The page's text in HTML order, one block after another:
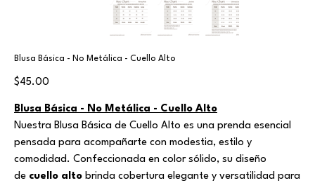
Blusa Básica - No Metálica - Cuello Alto
Price
$45.00
Blusa Básica - No Metálica - Cuello Alto
Nuestra Blusa Básica de Cuello Alto es una prenda esencial
pensada para acompañarte con modestia, estilo y
comodidad. Confeccionada en color sólido, su diseño
de cuello alto brinda cobertura elegante y versatilidad para